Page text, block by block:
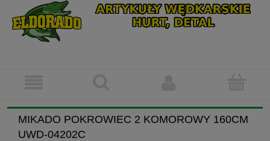
MIKADO POKROWIEC 2 KOMOROWY 160CM
UWD-04202C